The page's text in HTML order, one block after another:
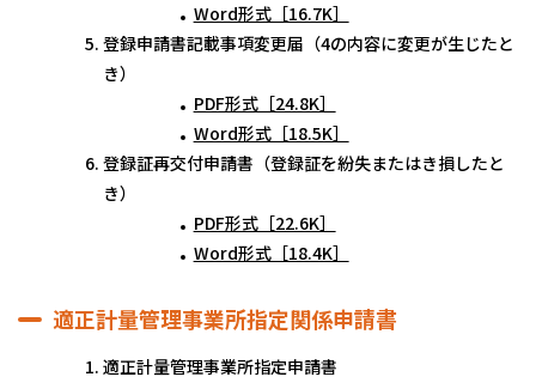
Word形式［16.7K］
登録申請書記載事項変更届（4の内容に変更が生じたと
き）
PDF形式［24.8K］
Word形式［18.5K］
登録証再交付申請書（登録証を紛失またはき損したと
き）
PDF形式［22.6K］
Word形式［18.4K］
適正計量管理事業所指定関係申請書
適正計量管理事業所指定申請書